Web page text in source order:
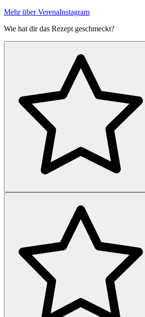
Mehr über VerenaInstagram
Wie hat dir das Rezept geschmeckt?